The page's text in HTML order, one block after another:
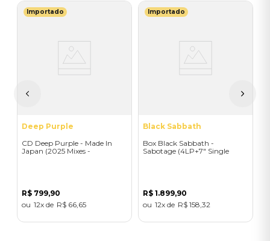
Importado
Deep Purple
CD Deep Purple - Made In
Japan (2025 Mixes -
R$ 799,90
12
R$ 66 65
Importado
Black Sabbath
Box Black Sabbath -
Sabotage (4LP+7" Single
R$ 1.899,90
12
R$ 158 32